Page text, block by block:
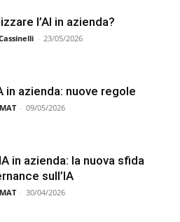
l’AI in azienda?
- 23/05/2026
in azienda: nuove regole
- 09/05/2026
in azienda: la nuova sfida
sull’IA
- 30/04/2026